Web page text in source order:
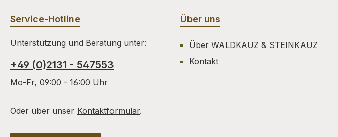
Service-Hotline
Unterstützung und Beratung unter:
+49 (0)2131 - 547553
Mo-Fr, 09:00 - 16:00 Uhr
Oder über unser Kontaktformular.
Über uns
Über WALDKAUZ & STEINKAUZ
Kontakt